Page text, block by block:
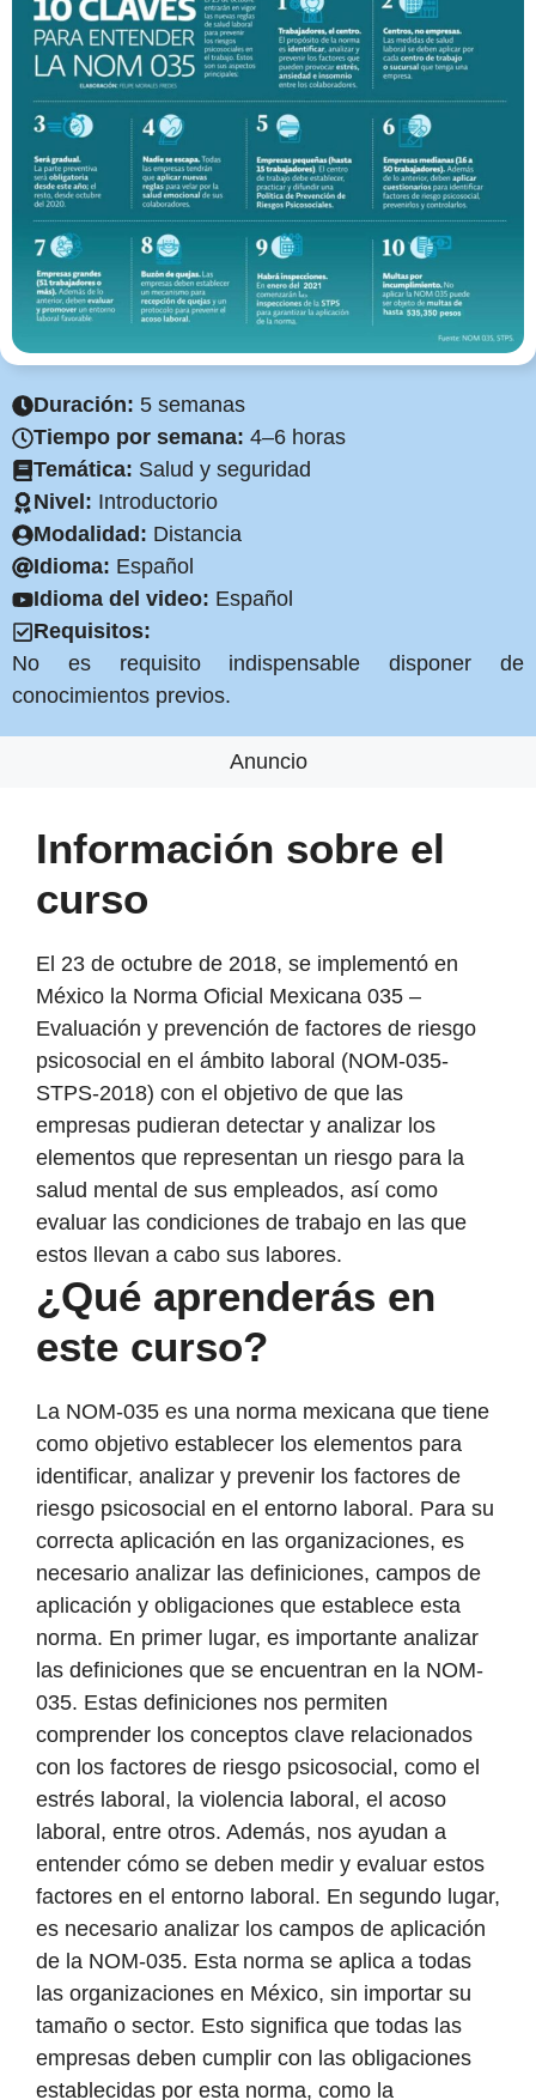
Duración: 5 semanas
Tiempo por semana: 4–6 horas
Temática: Salud y seguridad
Nivel: Introductorio
Modalidad: Distancia
Idioma: Español
Idioma del video: Español
Requisitos:
No es requisito indispensable disponer de
conocimientos previos.
Anuncio
Información sobre el
curso
El 23 de octubre de 2018, se implementó en
México la Norma Oficial Mexicana 035 –
Evaluación y prevención de factores de riesgo
psicosocial en el ámbito laboral (NOM-035-
STPS-2018) con el objetivo de que las
empresas pudieran detectar y analizar los
elementos que representan un riesgo para la
salud mental de sus empleados, así como
evaluar las condiciones de trabajo en las que
estos llevan a cabo sus labores.
¿Qué aprenderás en
este curso?
La NOM-035 es una norma mexicana que tiene
como objetivo establecer los elementos para
identificar, analizar y prevenir los factores de
riesgo psicosocial en el entorno laboral. Para su
correcta aplicación en las organizaciones, es
necesario analizar las definiciones, campos de
aplicación y obligaciones que establece esta
norma. En primer lugar, es importante analizar
las definiciones que se encuentran en la NOM-
035. Estas definiciones nos permiten
comprender los conceptos clave relacionados
con los factores de riesgo psicosocial, como el
estrés laboral, la violencia laboral, el acoso
laboral, entre otros. Además, nos ayudan a
entender cómo se deben medir y evaluar estos
factores en el entorno laboral. En segundo lugar,
es necesario analizar los campos de aplicación
de la NOM-035. Esta norma se aplica a todas
las organizaciones en México, sin importar su
tamaño o sector. Esto significa que todas las
empresas deben cumplir con las obligaciones
establecidas por esta norma, como la